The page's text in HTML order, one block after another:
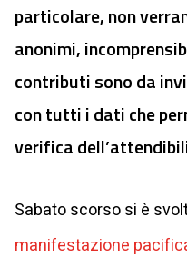
particolare, non
anonimi,
contributi sono da
con tutti i dati che
verifica
Sabato scorso si è
manifestazione